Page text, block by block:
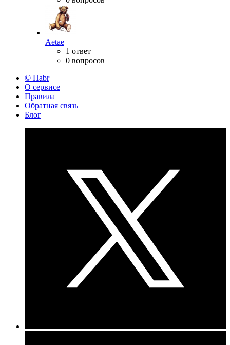
Aetae
1 ответ
0 вопросов
© Habr
О сервисе
Правила
Обратная связь
Блог